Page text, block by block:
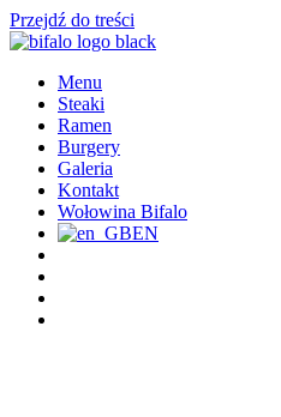
Przejdź do treści
Menu
Steaki
Ramen
Burgery
Galeria
Kontakt
Wołowina Bifalo
EN